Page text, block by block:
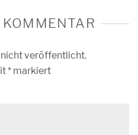
veröffentlicht.
* markiert